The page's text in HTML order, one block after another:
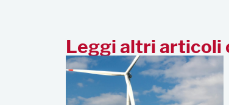
Leggi altri articoli